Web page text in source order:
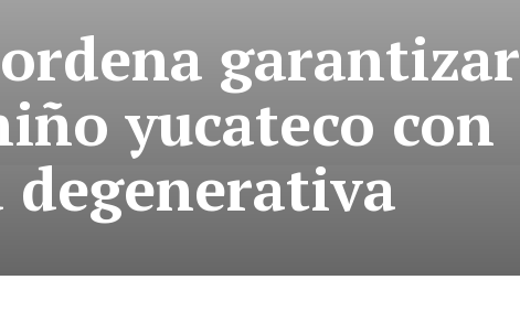
garantizar
yucateco con
degenerativa